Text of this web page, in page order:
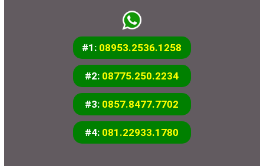
#1: 08953.2536.1258
#2: 08775.250.2234
#3: 0857.8477.7702
#4: 081.22933.1780